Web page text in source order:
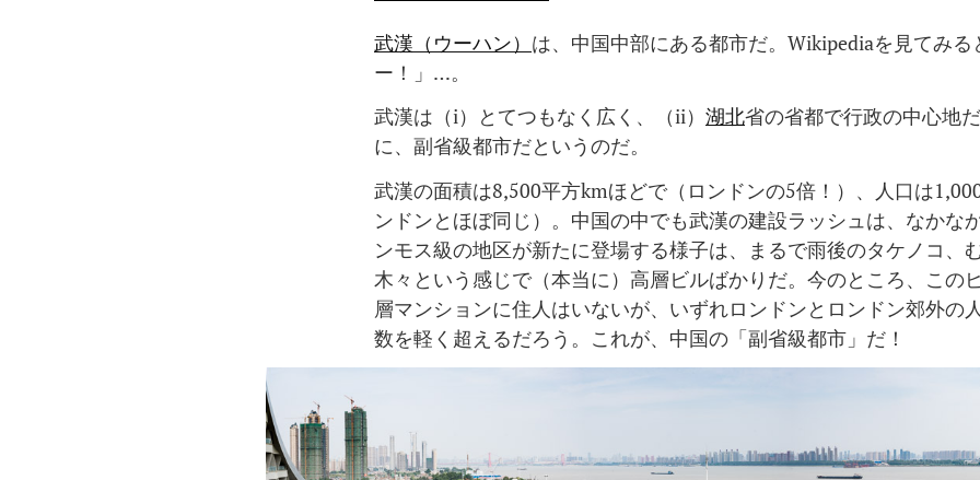
武漢（ウーハン） は、中国中部にある都市だ。Wikipediaを見てみる
ー！」…。
武漢は（i）とてつもなく広く、（ii） 湖北省の省都で行政の中心地
に、副省級都市だというのだ。
武漢の面積は8,500平方kmほどで（ロンドンの5倍！）、人口は
ンドンとほぼ同じ）。中国の中でも武漢の建設ラッシュは、なかな
ンモス級の地区が新たに登場する様子は、まるで雨後のタケノコ、
木々という感じで（本当に）高層ビルばかりだ。今のところ、この
層マンションに住人はいないが、いずれロンドンとロンドン郊外の
数を軽く超えるだろう。これが、中国の「副省級都市」だ！